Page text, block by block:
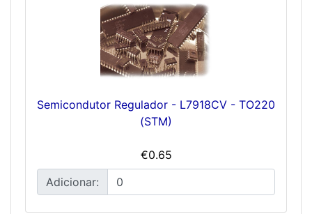
Semicondutor Regulador - L7918CV - TO220
(STM)
€0.65
Adicionar: